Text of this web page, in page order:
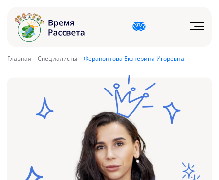
Главная Специалисты Ферапонтова Екатерина Игоревна